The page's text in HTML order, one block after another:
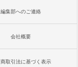
編集部へのご連絡
会社概要
取引法に基づく表示